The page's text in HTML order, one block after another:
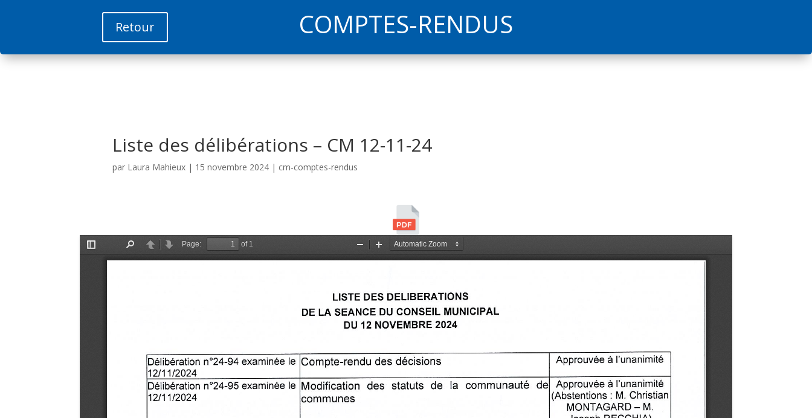
Retour COMPTES-RENDUS
Liste des délibérations – CM 12-11-24
par Laura Mahieux | 15 novembre 2024 | cm-comptes-rendus